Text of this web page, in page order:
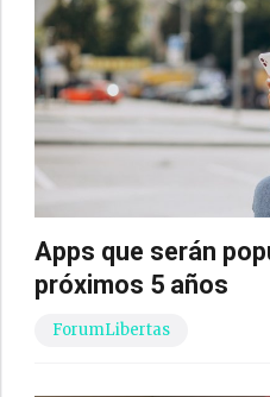
Apps que serán
próximos 5 años
ForumLibertas